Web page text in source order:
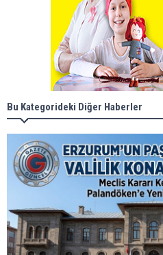
Bu Kategorideki Diğer Haberler